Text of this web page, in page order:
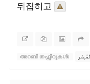
뒤집히고
അറബി തഫ്സീറുകൾ: